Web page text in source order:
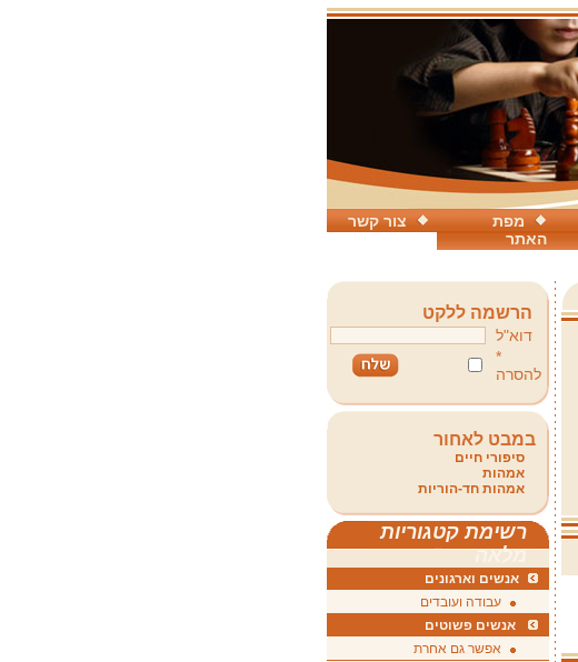
צור קשר
מפת
האתר
הרשמה ללקט
דוא"ל
*
להסרה
במבט לאחור
סיפורי חיים
אמהות
אמהות חד-הוריות
רשימת קטגוריות
מלאה
אנשים וארגונים
עבודה ועובדים
אנשים פשוטים
אפשר גם אחרת